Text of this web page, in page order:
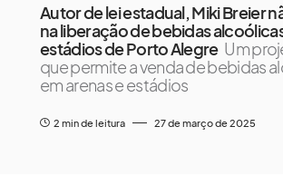
Autor de lei estadual, Miki Breier
na liberação de bebidas
estádios de Porto Alegre Um
que permite a venda de bebidas
em arenas e estádios
2 min de leitura 27 de março de 2025